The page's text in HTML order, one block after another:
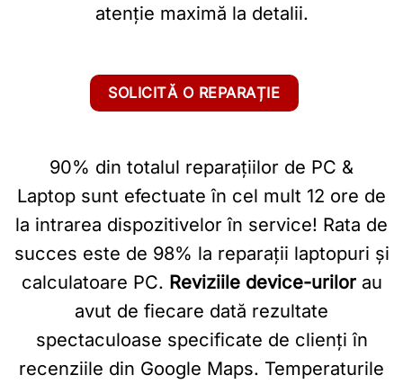
atenție maximă la detalii.
SOLICITĂ O REPARAȚIE
90% din totalul reparațiilor de PC &
Laptop sunt efectuate în cel mult 12 ore de
la intrarea dispozitivelor în service! Rata de
succes este de 98% la reparaţii laptopuri și
calculatoare PC. Reviziile device-urilor au
avut de fiecare dată rezultate
spectaculoase specificate de clienți în
recenziile din Google Maps. Temperaturile